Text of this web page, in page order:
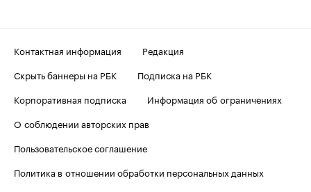
Контактная информация
Редакция
Скрыть баннеры на РБК
Подписка на РБК
Корпоративная подписка
Информация об ограничениях
О соблюдении авторских прав
Пользовательское соглашение
Политика в отношении обработки персональных данных